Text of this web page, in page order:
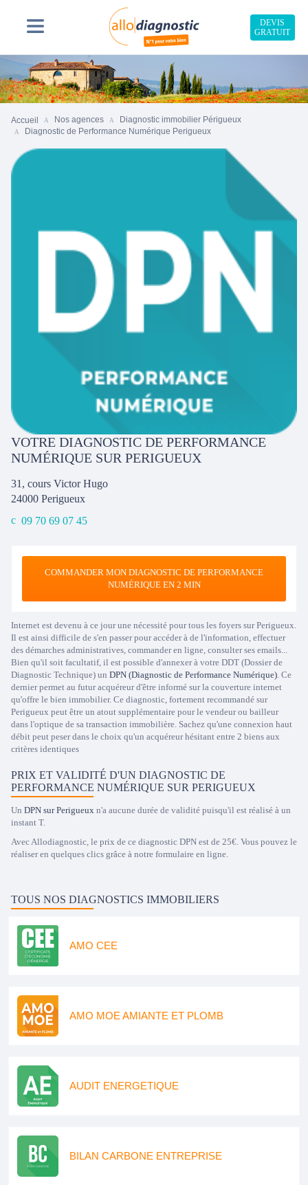
DEVIS
GRATUIT
Accueil Nos agences
Diagnostic immobilier Périgueux
Diagnostic de Performance Numérique Perigueux
VOTRE DIAGNOSTIC DE PERFORMANCE
NUMÉRIQUE SUR PERIGUEUX
31, cours Victor Hugo
24000 Perigueux
09 70 69 07 45
COMMANDER MON DIAGNOSTIC DE PERFORMANCE
NUMÉRIQUE EN 2 MIN
Internet est devenu à ce jour une nécessité pour tous les foyers sur Perigueux.
Il est ainsi difficile de s'en passer pour accéder à de l'information, effectuer
des démarches administratives, commander en ligne, consulter ses emails...
Bien qu'il soit facultatif, il est possible d'annexer à votre DDT (Dossier de
Diagnostic Technique) un DPN (Diagnostic de Performance Numérique). Ce
dernier permet au futur acquéreur d'être informé sur la couverture internet
qu'offre le bien immobilier. Ce diagnostic, fortement recommandé sur
Perigueux peut être un atout supplémentaire pour le vendeur ou bailleur
dans l'optique de sa transaction immobilière. Sachez qu'une connexion haut
débit peut peser dans le choix qu'un acquéreur hésitant entre 2 biens aux
critères identiques
PRIX ET VALIDITÉ D'UN DIAGNOSTIC DE
PERFORMANCE NUMÉRIQUE SUR PERIGUEUX
Un DPN sur Perigueux n'a aucune durée de validité puisqu'il est réalisé à un
instant T.
Avec Allodiagnostic, le prix de ce diagnostic DPN est de 25€. Vous pouvez le
réaliser en quelques clics grâce à notre formulaire en ligne.
TOUS NOS DIAGNOSTICS IMMOBILIERS
AMO CEE
AMO MOE AMIANTE ET PLOMB
AUDIT ENERGETIQUE
BILAN CARBONE ENTREPRISE